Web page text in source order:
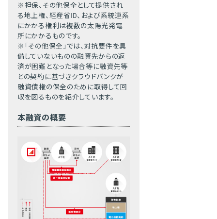
担保、その他保全として提供され
る地上権、経産省ID、および系統連系
にかかる権利は複数の太陽光発電
所にかかるものです。
「その他保全」では、対抗要件を具
備していないものの融資先からの返
済が困難となった場合等に融資先等
との契約に基づきクラウドバンクが
融資債権の保全のために取得して回
収を図るものを紹介しています。
本融資の概要